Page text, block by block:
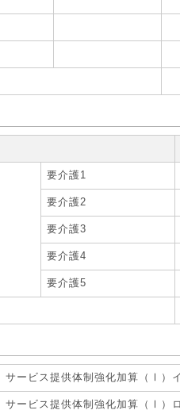
要介護1
要介護2
要介護3
要介護4
要介護5
サービス提供体制強化加算（Ⅰ）
サービス提供体制強化加算（Ⅰ）